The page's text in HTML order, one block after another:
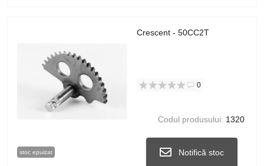
stoc epuizat
Crescent - 50CC2T
0
Codul produsului: 1320
Notifică stoc